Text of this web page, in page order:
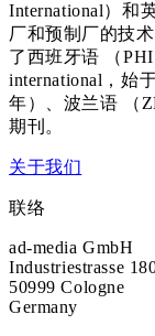
International）和
厂和预制厂的技
了西班牙语 （PHI
international，始
年）、波兰语 （
期刊。
关于我们
联络
ad-media GmbH
Industriestrasse
50999 Cologne
Germany